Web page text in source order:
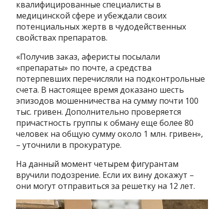
квалифицированные специалисты в
медицинской сфере и убеждали своих
потенциальных жертв в чудодейственных
свойствах препаратов.
«Получив заказ, аферисты посылали
«препараты» по почте, а средства
потерпевших перечисляли на подконтрольные
счета. В настоящее время доказано шесть
эпизодов мошенничества на сумму почти 100
тыс. гривен. Дополнительно проверяется
причастность группы к обману еще более 80
человек на общую сумму около 1 млн. гривен»,
– уточнили в прокуратуре.
На данный момент четырем фигурантам
вручили подозрение. Если их вину докажут –
они могут отправиться за решетку на 12 лет.